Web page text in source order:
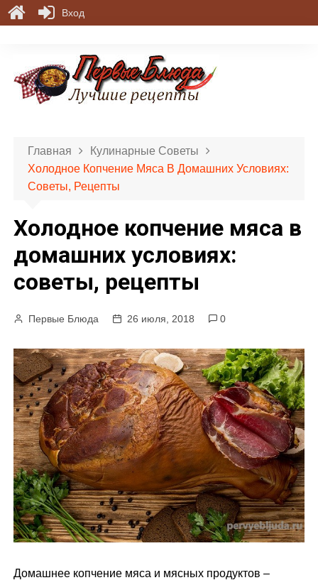
Главная
Кулинарные Советы
Холодное Копчение Мяса В Домашних Условиях:
Советы, Рецепты
Холодное копчение мяса в
домашних условиях:
советы, рецепты
Первые Блюда 26 июля, 2018 0
Домашнее копчение мяса и мясных продуктов –
Вход